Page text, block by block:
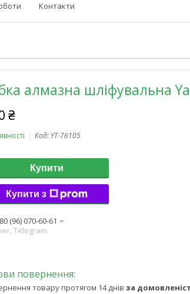
Контакти
алмазна шліфувальна
₴
Код: YT-76105
Купити
Купити з
(96) 070-60-61
Telegram
товару протягом 14 днів за